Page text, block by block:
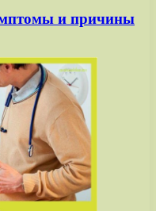
и причины